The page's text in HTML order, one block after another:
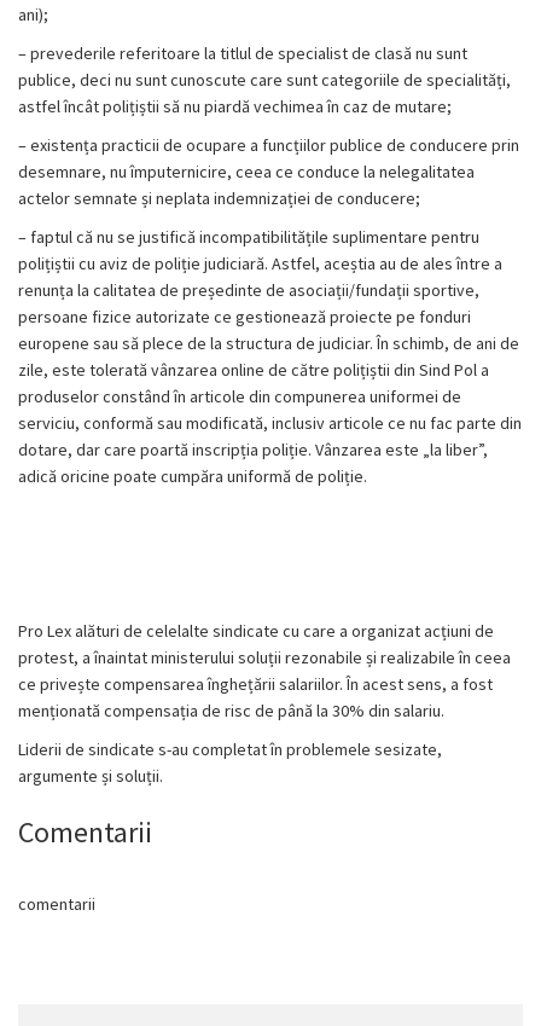
ani);
– prevederile referitoare la titlul de specialist de clasă nu sunt
publice, deci nu sunt cunoscute care sunt categoriile de specialități,
astfel încât polițiștii să nu piardă vechimea în caz de mutare;
– existența practicii de ocupare a funcțiilor publice de conducere prin
desemnare, nu împuternicire, ceea ce conduce la nelegalitatea
actelor semnate și neplata indemnizației de conducere;
– faptul că nu se justifică incompatibilitățile suplimentare pentru
polițiștii cu aviz de poliție judiciară. Astfel, aceștia au de ales între a
renunța la calitatea de președinte de asociații/fundații sportive,
persoane fizice autorizate ce gestionează proiecte pe fonduri
europene sau să plece de la structura de judiciar. În schimb, de ani de
zile, este tolerată vânzarea online de către polițiștii din Sind Pol a
produselor constând în articole din compunerea uniformei de
serviciu, conformă sau modificată, inclusiv articole ce nu fac parte din
dotare, dar care poartă inscripția poliție. Vânzarea este „la liber”,
adică oricine poate cumpăra uniformă de poliție.
Pro Lex alături de celelalte sindicate cu care a organizat acțiuni de
protest, a înaintat ministerului soluții rezonabile și realizabile în ceea
ce privește compensarea înghețării salariilor. În acest sens, a fost
menționată compensația de risc de până la 30% din salariu.
Liderii de sindicate s-au completat în problemele sesizate,
argumente și soluții.
Comentarii
comentarii